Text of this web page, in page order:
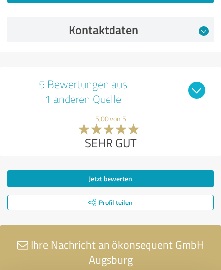
Kontaktdaten
5 Bewertungen aus
1 anderen Quelle
5,00 von 5
SEHR GUT
Jetzt bewerten
Profil teilen
Ihre Nachricht an ökonsequent GmbH
Augsburg